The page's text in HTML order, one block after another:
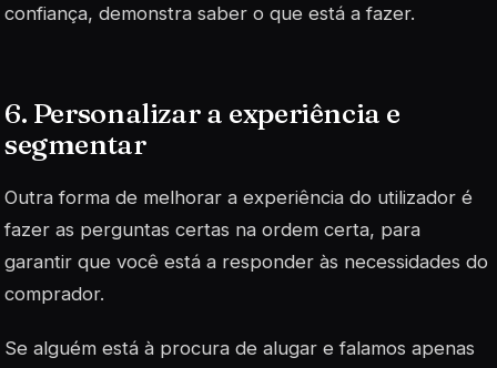
confiança, demonstra saber o que está a fazer.
6. Personalizar a experiência e
segmentar
Outra forma de melhorar a experiência do utilizador é
fazer as perguntas certas na ordem certa, para
garantir que você está a responder às necessidades do
comprador.
Se alguém está à procura de alugar e falamos apenas